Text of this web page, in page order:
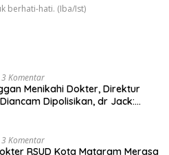
berhati-hati. (Iba/Ist)
3 Komentar
Menikahi Dokter, Direktur
Diancam Dipolisikan, dr Jack:
3 Komentar
RSUD Kota Mataram Merasa